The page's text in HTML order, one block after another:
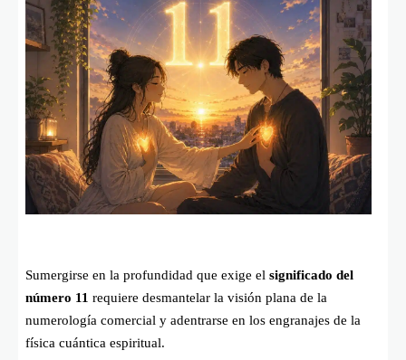
Sumergirse en la profundidad que exige el significado del
número 11 requiere desmantelar la visión plana de la
numerología comercial y adentrarse en los engranajes de la
física cuántica espiritual.